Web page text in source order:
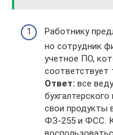
Работнику
но сотрудник
учетное ПО,
соответствует
Ответ: все
свои продукты
ФЗ-255 и ФСС.